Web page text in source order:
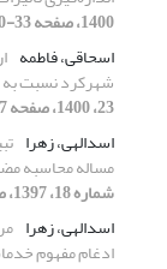
1400، صفحه 33-50]
اسحاقی، فاطمه
شهرکرد نسبت
23، 1400، صفحه 67-79]
اسدالهی، زهرا
مساله محاسبه
شماره 18، 1397، صفحه 93-103]
اسدالهی، زهرا
ادغام مفهوم